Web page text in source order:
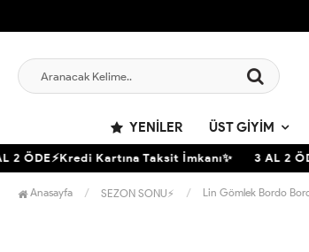
YENILER ÜST GIYIM
ÖDE⚡Kredi Kartına Taksit İmkanı✨ 3 AL 2
Anasayfa SEZON SONU⚡ Lin Gömlek Bordo